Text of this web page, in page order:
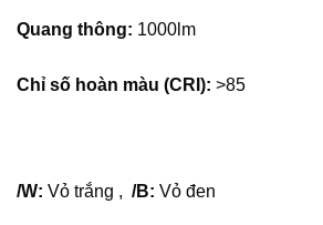
nổi bật các chi tiết trang trí trong không
ánh sáng tập trung. Điều này giúp tạo
sâu gắn nổi còn giúp tạo ra các hiệu
Quang thông: 1000lm
Chỉ số hoàn màu (CRI): >85
/W: Vỏ trắng , /B: Vỏ đen